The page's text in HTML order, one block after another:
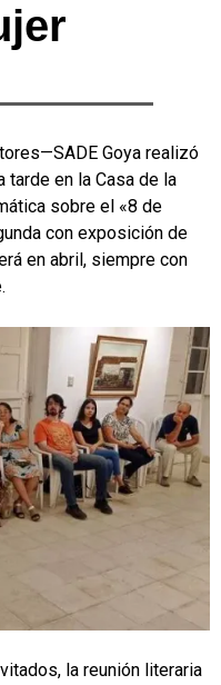
Goya realizó
tarde en la Casa de la
sobre el «8 de
con exposición de
en abril, siempre con
la reunión literaria